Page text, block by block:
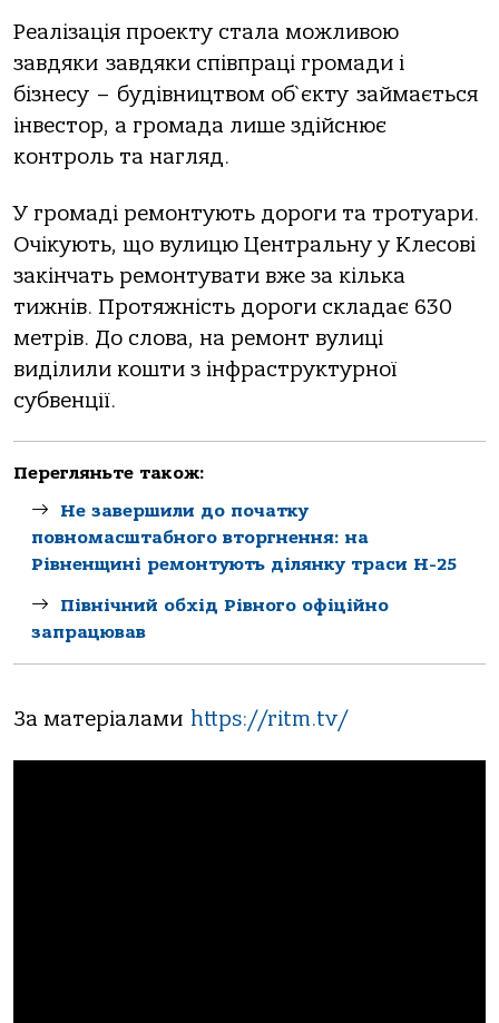
Реалізація проекту стала можливою
завдяки завдяки співпраці громади і
бізнесу – будівництвом об`єкту займається
інвестор, а громада лише здійснює
контроль та нагляд.
У громаді ремонтують дороги та тротуари.
Очікують, що вулицю Центральну у Клесові
закінчать ремонтувати вже за кілька
тижнів. Протяжність дороги складає 630
метрів. До слова, на ремонт вулиці
виділили кошти з інфраструктурної
субвенції.
Перегляньте також:
Не завершили до початку
повномасштабного вторгнення: на
Рівненщині ремонтують ділянку траси Н-25
Північний обхід Рівного офіційно
запрацював
За матеріалами https://ritm.tv/